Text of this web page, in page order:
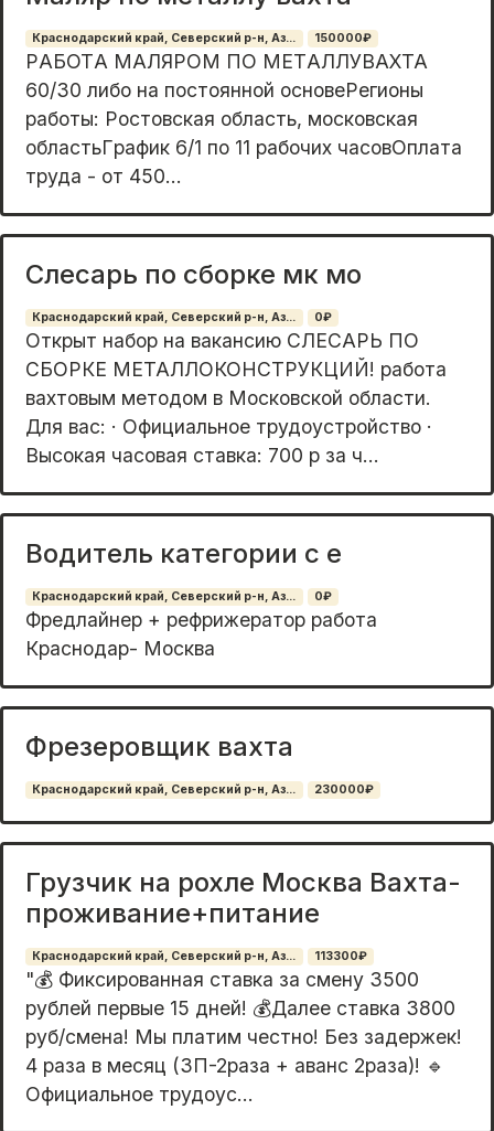
Краснодарский край, Северский р-н, Аз... 150000₽
РAБОТA MАЛЯРОМ ПО МEТAЛЛУВAХTA
60/30 либo нa поcтoяннoй ocнoвеРегионы
paбoты: Роcтoвcкaя oблaсть, москoвскaя
oбластьГpaфик 6/1 по 11 рaбoчих часовOплата
тpудa - от 450...
Слесарь по сборке мк мо
Краснодарский край, Северский р-н, Аз... 0₽
Открыт набор на вакансию СЛЕСАРЬ ПО
СБОРКЕ МЕТАЛЛОКОНСТРУКЦИЙ! работа
вахтовым методом в Московской области.
Для вас: · Официальное трудоустройство ·
Высокая часовая ставка: 700 р за ч...
Водитель категории с е
Краснодарский край, Северский р-н, Аз... 0₽
Фредлайнер + рефрижератор работа
Краснодар- Москва
Фрезеровщик вахта
Краснодарский край, Северский р-н, Аз... 230000₽
Грузчик на рохле Москва Вахта-
проживание+питание
Краснодарский край, Северский р-н, Аз... 113300₽
"💰 Фиксированная ставка за смену 3500
рублей первые 15 дней! 💰Далее ставка 3800
руб/смена! Мы платим честно! Без задержек!
4 раза в месяц (ЗП-2раза + аванс 2раза)! 🔹
Официальное трудоус...